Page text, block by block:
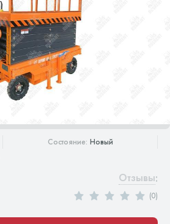
Состояние: Новый
Отзывы:
(0)